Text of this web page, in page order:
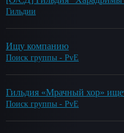
Гильдии
Ищу компанию
Поиск группы - PvE
Гильдия «Мрачный хор»
Поиск группы - PvE